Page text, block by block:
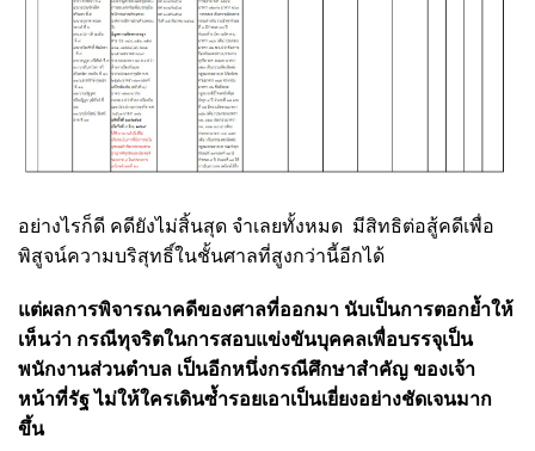
อย่างไรก็ดี คดียังไม่สิ้นสุด จำเลยทั้งหมด มีสิทธิต่อสู้คดีเพื่อ
พิสูจน์ความบริสุทธิ์ในชั้นศาลที่สูงกว่านี้อีกได้
แต่ผลการพิจารณาคดีของศาลที่ออกมา นับเป็นการตอกย้ำให้
เห็นว่า กรณีทุจริตในการสอบแข่งขันบุคคลเพื่อบรรจุเป็น
พนักงานส่วนตำบล เป็นอีกหนึ่งกรณีศึกษาสำคัญ ของเจ้า
หน้าที่รัฐ ไม่ให้ใครเดินซ้ำรอยเอาเป็นเยี่ยงอย่างชัดเจนมาก
ขึ้น